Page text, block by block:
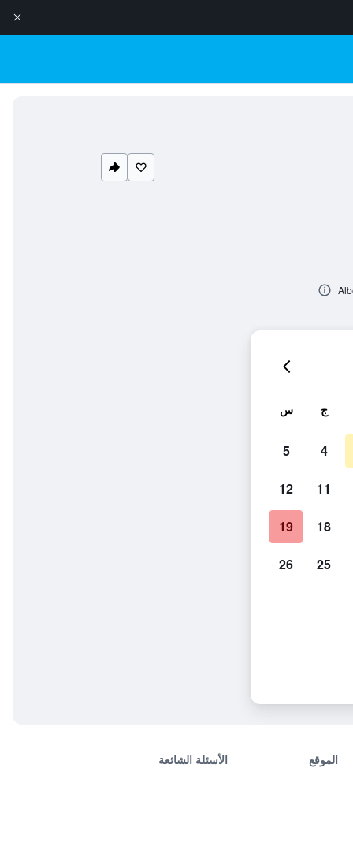
الموقع الأسئلة الشائعة
ج س
4
5
11
12
18
19
25
26